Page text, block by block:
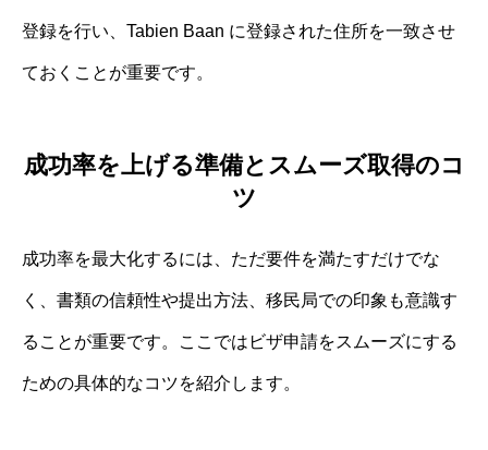
登録を行い、Tabien Baan に登録された住所を一致させ
ておくことが重要です。
成功率を上げる準備とスムーズ取得のコ
ツ
成功率を最大化するには、ただ要件を満たすだけでな
く、書類の信頼性や提出方法、移民局での印象も意識す
ることが重要です。ここではビザ申請をスムーズにする
ための具体的なコツを紹介します。